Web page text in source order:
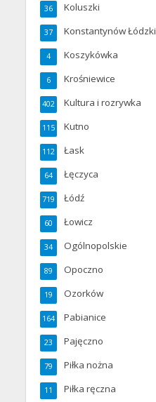
Koluszki
36
Konstantynów Łódzki
37
Koszykówka
4
Krośniewice
6
Kultura i rozrywka
402
Kutno
115
Łask
112
Łęczyca
64
Łódź
719
Łowicz
60
Ogólnopolskie
34
Opoczno
89
Ozorków
19
Pabianice
164
Pajęczno
23
Piłka nożna
79
Piłka ręczna
11